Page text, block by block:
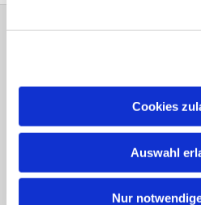
Cookies
Auswahl
Nur
Theesener Straße 33
Tel.: 05206 / 92 78 034
bi-kg-
Spenden für die